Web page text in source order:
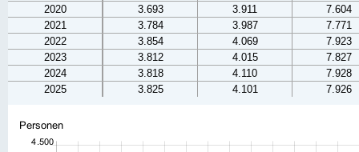
2020
3.693 3.911
7.604
2021
3.784 3.987
7.771
2022
3.854 4.069
7.923
2023
3.812 4.015
7.827
2024
3.818 4.110
7.928
2025
3.825 4.101 7.926